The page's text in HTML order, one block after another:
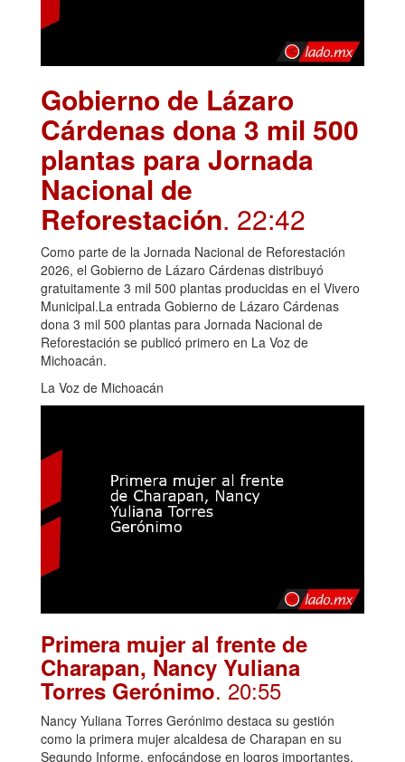
Gobierno de Lázaro
Cárdenas dona 3 mil 500
plantas para Jornada
Nacional de
Reforestación. 22:42
Como parte de la Jornada Nacional de Reforestación
2026, el Gobierno de Lázaro Cárdenas distribuyó
gratuitamente 3 mil 500 plantas producidas en el Vivero
Municipal.La entrada Gobierno de Lázaro Cárdenas
dona 3 mil 500 plantas para Jornada Nacional de
Reforestación se publicó primero en La Voz de
Michoacán.
La Voz de Michoacán
Primera mujer al frente de
Charapan, Nancy Yuliana
Torres Gerónimo. 20:55
Nancy Yuliana Torres Gerónimo destaca su gestión
como la primera mujer alcaldesa de Charapan en su
Segundo Informe, enfocándose en logros importantes.